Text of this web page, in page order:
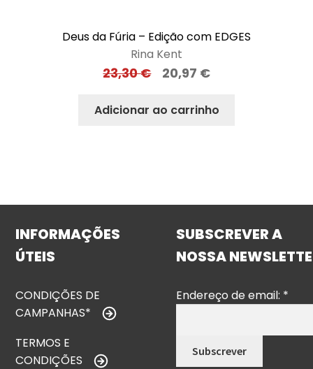
Deus da Fúria – Edição com EDGES
Rina Kent
23,30€ 20,97 €
Adicionar ao carrinho
INFORMAÇÕES
ÚTEIS
CONDIÇÕES DE
CAMPANHAS*
TERMOS E
CONDIÇÕES
SUBSCREVER A
NOSSA
Endereço de email: *